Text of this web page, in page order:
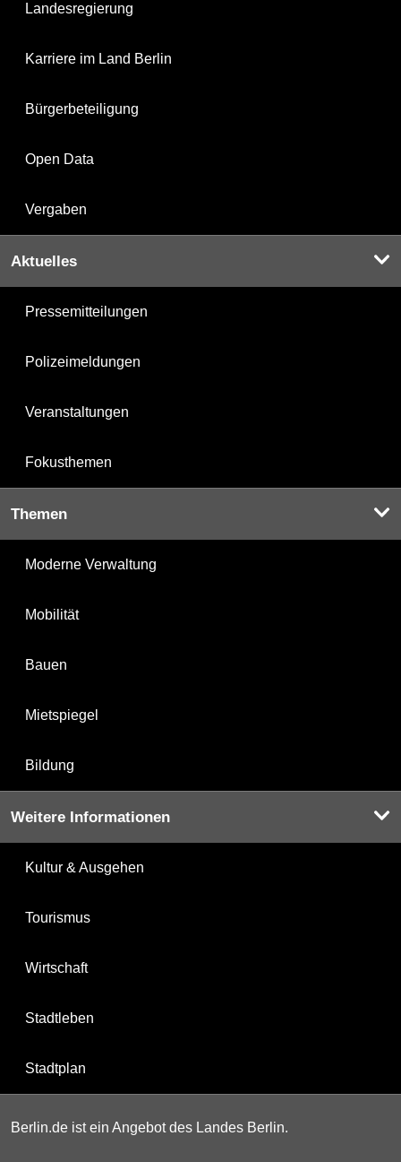
Landesregierung
Karriere im Land Berlin
Bürgerbeteiligung
Open Data
Vergaben
Aktuelles
Pressemitteilungen
Polizeimeldungen
Veranstaltungen
Fokusthemen
Themen
Moderne Verwaltung
Mobilität
Bauen
Mietspiegel
Bildung
Weitere Informationen
Kultur & Ausgehen
Tourismus
Wirtschaft
Stadtleben
Stadtplan
Berlin.de ist ein Angebot des Landes Berlin.